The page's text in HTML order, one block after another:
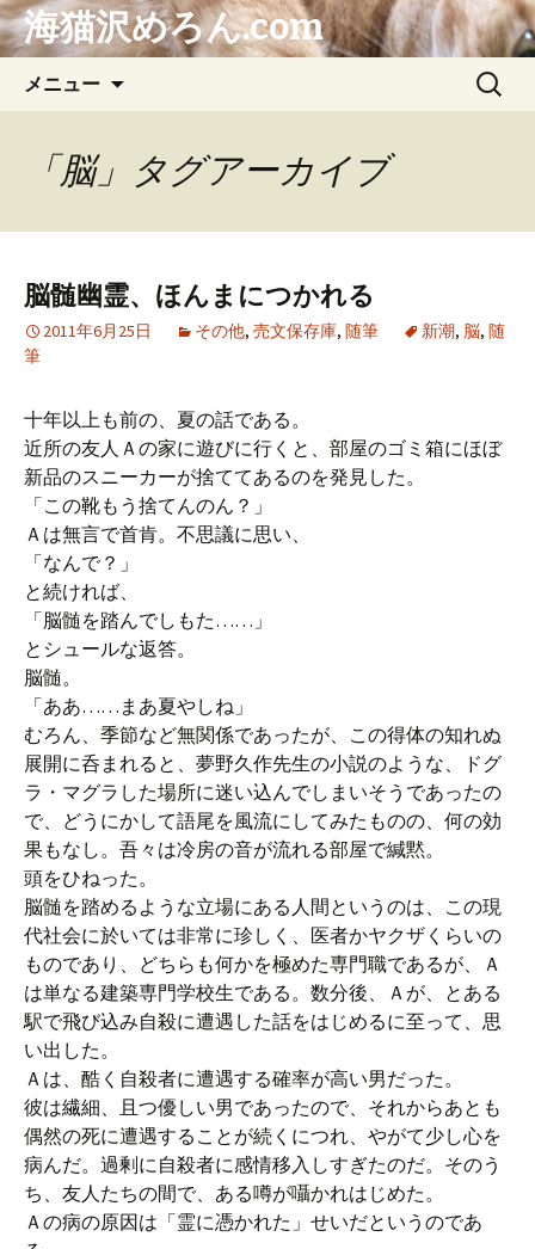
海猫沢めろん.com
メニュー
ツ
ッ
プ
検
「脳」タグアーカイブ
脳髄幽霊、ほんまにつかれる
2011年6月25日 その他, 売文保存庫, 随筆 新潮, 脳, 随
筆
十年以上も前の、夏の話である。
近所の友人Ａの家に遊びに行くと、部屋のゴミ箱にほぼ
新品のスニーカーが捨ててあるのを発見した。
「この靴もう捨てんのん？」
Ａは無言で首肯。不思議に思い、
「なんで？」
と続ければ、
「脳髄を踏んでしもた……」
とシュールな返答。
脳髄。
「ああ……まあ夏やしね」
むろん、季節など無関係であったが、この得体の知れぬ
展開に呑まれると、夢野久作先生の小説のような、ドグ
ラ・マグラした場所に迷い込んでしまいそうであったの
で、どうにかして語尾を風流にしてみたものの、何の効
果もなし。吾々は冷房の音が流れる部屋で緘黙。
頭をひねった。
脳髄を踏めるような立場にある人間というのは、この現
代社会に於いては非常に珍しく、医者かヤクザくらいの
ものであり、どちらも何かを極めた専門職であるが、Ａ
は単なる建築専門学校生である。数分後、Ａが、とある
駅で飛び込み自殺に遭遇した話をはじめるに至って、思
い出した。
Ａは、酷く自殺者に遭遇する確率が高い男だった。
彼は繊細、且つ優しい男であったので、それからあとも
偶然の死に遭遇することが続くにつれ、やがて少し心を
病んだ。過剰に自殺者に感情移入しすぎたのだ。そのう
ち、友人たちの間で、ある噂が囁かれはじめた。
Ａの病の原因は「霊に憑かれた」せいだというのであ